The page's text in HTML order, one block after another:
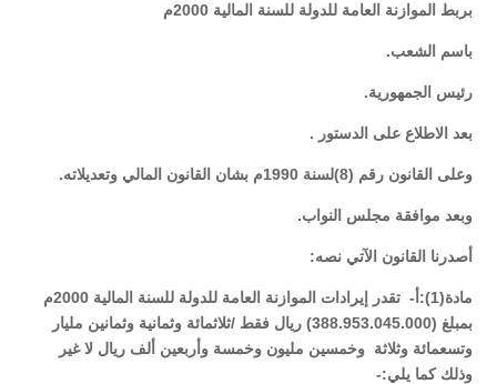
بربط الموازنة العامة للدولة للسنة المالية 2000م
باسم الشعب.
رئيس الجمهورية.
بعد الاطلاع على الدستور .
وعلى القانون رقم (8)لسنة 1990م بشان القانون المالي وتعديلاته.
وبعد موافقة مجلس النواب.
أصدرنا القانون الآتي نصه:
مادة(1):أ- تقدر إيرادات الموازنة العامة للدولة للسنة المالية 2000م
بمبلغ (388.953.045.000) ريال فقط /ثلاثمائة وثمانية وثمانين مليار
وتسعمائة وثلاثة وخمسين مليون وخمسة وأربعين ألف ريال لا غير
وذلك كما يلي:-